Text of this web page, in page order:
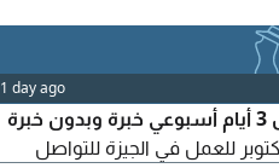
بالتصوير وفريق العمل
1 day ago
مطلوب موظفات موديلز للعمل 3 أيام أسبوعي خبرة وبدون خبرة